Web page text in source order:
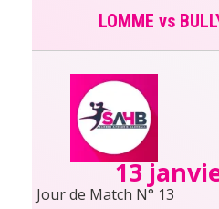
LOMME vs
13
Jour de Match N° 13